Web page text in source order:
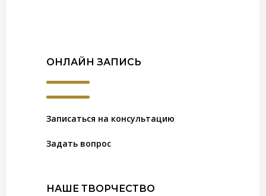
ОНЛАЙН ЗАПИСЬ
Записаться на консультацию
Задать вопрос
НАШЕ ТВОРЧЕСТВО